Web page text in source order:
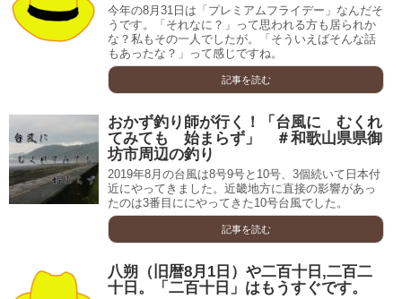
今年の8月31日は「プレミアムフライデー」なんだそ
うです。「それなに？」って思われる方も居られか
な？私もその一人でしたが。「そういえばそんな話
もあったな？」って感じですね。
記事を読む
おかず釣り師が行く！「台風に むくれ
てみても 始まらず」 ＃和歌山県県御
坊市周辺の釣り
2019年8月の台風は8号9号と10号、3個続いて日本付
近にやってきました。近畿地方に直接の影響があっ
たのは3番目ににやってきた10号台風でした。
記事を読む
八朔（旧暦8月1日）や二百十日,二百二
十日。「二百十日」はもうすぐです。